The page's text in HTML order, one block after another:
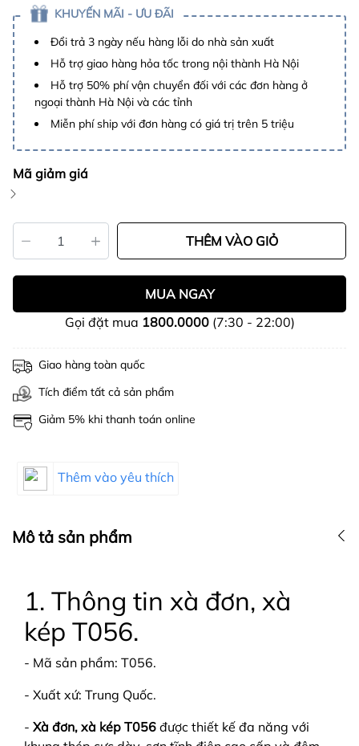
KHUYẾN MÃI - ƯU ĐÃI
Đổi trả 3 ngày nếu hàng lỗi do nhà sản xuất
Hỗ trợ giao hàng hỏa tốc trong nội thành Hà Nội
Hỗ trợ 50% phí vận chuyển đối với các đơn hàng ở
ngoại thành Hà Nội và các tỉnh
Miễn phí ship với đơn hàng có giá trị trên 5 triệu
Mã giảm giá
THÊM VÀO GIỎ
MUA NGAY
Gọi đặt mua 1800.0000(7:30 - 22:00)
Giao hàng toàn quốc
Tích điểm tất cả sản phẩm
Giảm 5% khi thanh toán online
Thêm vào yêu thích
Mô tả sản phẩm
1. Thông tin xà đơn, xà
kép T056.
- Mã sản phẩm: T056.
- Xuất xứ: Trung Quốc.
- Xà đơn, xà kép T056 được thiết kế đa năng với